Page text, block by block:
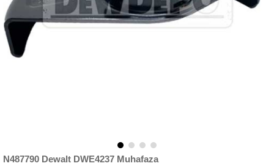
N487790 Dewalt DWE4237 Muhafaza